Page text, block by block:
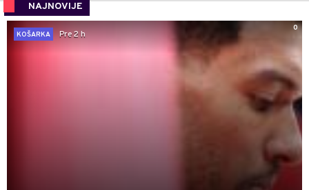
NAJNOVIJE
0
KOŠARKA
Pre 2 h